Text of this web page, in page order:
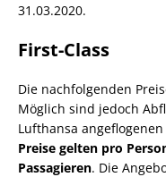
31.03.2020.
First-Class
Die nachfolgenden
Möglich sind jedoch
Lufthansa
Preise gelten pro
Passagieren. Die